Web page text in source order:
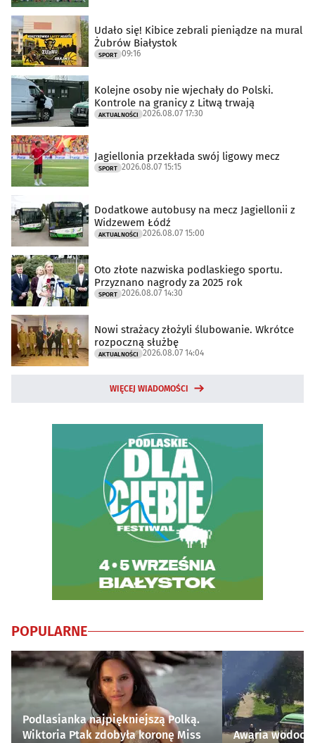
Udało się! Kibice zebrali pieniądze na mural
Żubrów Białystok
SPORT 09:16
Kolejne osoby nie wjechały do Polski.
Kontrole na granicy z Litwą trwają
AKTUALNOŚCI 2026.08.07 17:30
Jagiellonia przekłada swój ligowy mecz
SPORT 2026.08.07 15:15
Dodatkowe autobusy na mecz Jagiellonii z
Widzewem Łódź
AKTUALNOŚCI 2026.08.07 15:00
Oto złote nazwiska podlaskiego sportu.
Przyznano nagrody za 2025 rok
SPORT 2026.08.07 14:30
Nowi strażacy złożyli ślubowanie. Wkrótce
rozpoczną służbę
AKTUALNOŚCI 2026.08.07 14:04
WIĘCEJ WIADOMOŚCI
POPULARNE
Podlasianka najpiękniejszą Polką.
Wiktoria Ptak zdobyła koronę Miss
Awaria